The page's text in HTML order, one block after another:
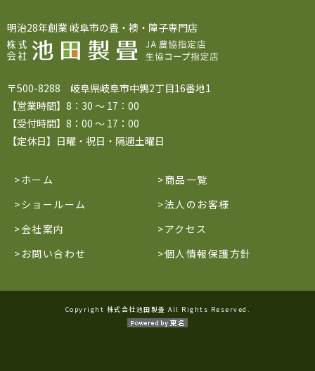
明治28年創業 岐阜市の畳・襖・障子専門店
〒500-8288 岐阜県岐阜市中鶉2丁目16番地1
【営業時間】8：30 ～ 17：00
【受付時間】8：00 ～ 17：00
【定休日】日曜・祝日・隔週土曜日
ホーム
商品一覧
ショールーム
法人のお客様
会社案内
アクセス
お問い合わせ
個人情報保護方針
Copyright 株式会社池田製畳 All Rights Reserved.